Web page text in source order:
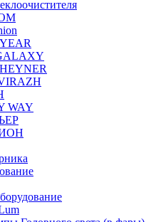
WAY